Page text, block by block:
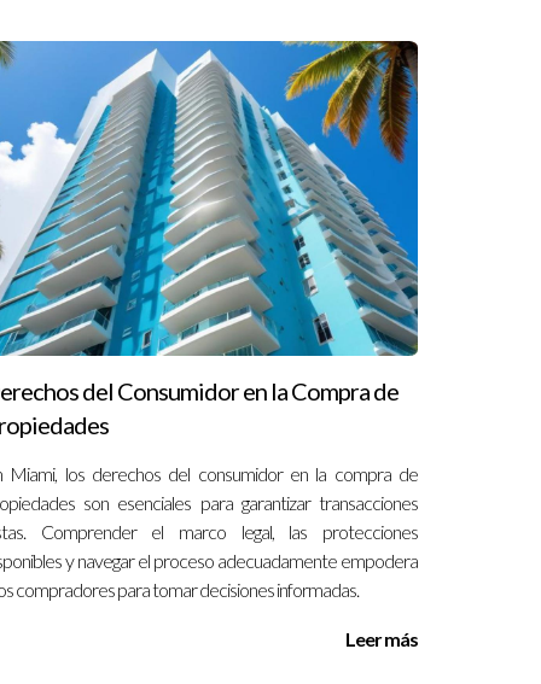
Con experiencia previa en inversiones
invertir en una propiedad multifamiliar que
cuando los precios son altos, siempre hay
ajustado y expectativas altas sobre lo que
un agente inmobiliario experimentado como
destaca la importancia de tener apoyo
visto aumentos significativos en los precios,
sus opciones cuidadosamente antes de
nos recuerdan que cada viaje es único y lleno
Arceo. Su experiencia puede ser invaluable
del Consumidor en la Compra de
Miami, los derechos del consumidor en la compra de
son esenciales para garantizar transacciones
Comprender el marco legal, las protecciones
y navegar el proceso adecuadamente empodera
compradores para tomar decisiones informadas.
Leer más